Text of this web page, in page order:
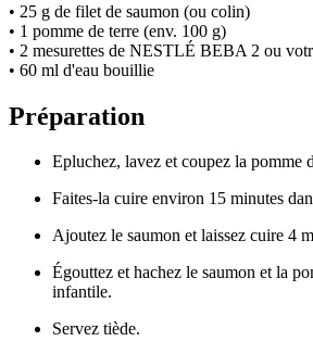
• 25 g de filet de saumon (ou colin)
• 1 pomme de terre (env. 100 g)
• 2 mesurettes de NESTLÉ BEBA 2 ou
• 60 ml d'eau bouillie
Préparation
Epluchez, lavez et coupez la pomme
Faites-la cuire environ 15 minutes
Ajoutez le saumon et laissez cuire 4
Égouttez et hachez le saumon et la
infantile.
Servez tiède.